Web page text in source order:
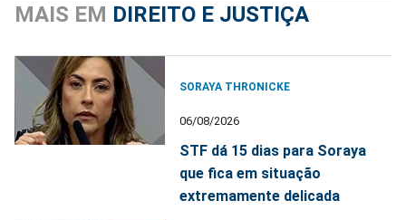
MAIS EM DIREITO E JUSTIÇA
SORAYA THRONICKE
06/08/2026
STF dá 15 dias para Soraya
que fica em situação
extremamente delicada